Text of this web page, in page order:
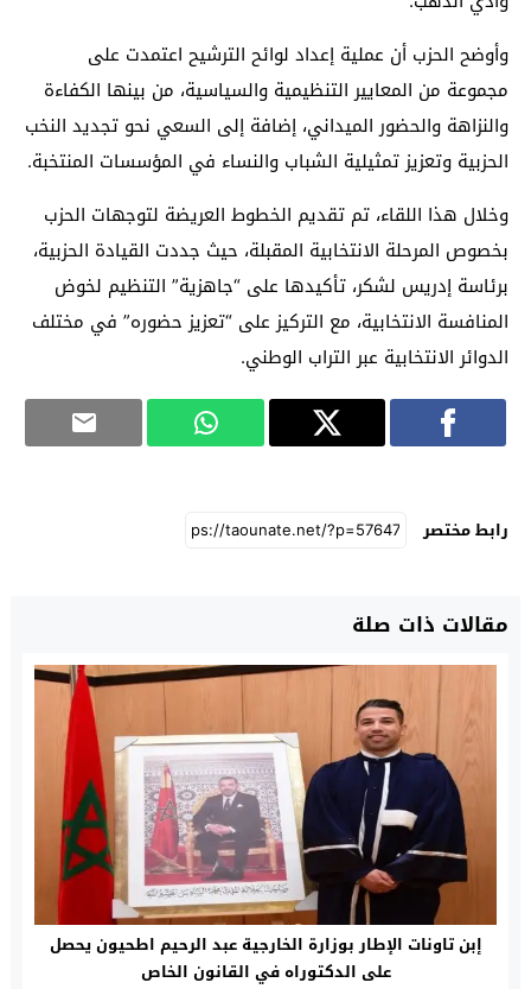
وأوضح الحزب أن عملية إعداد لوائح الترشيح اعتمدت على
مجموعة من المعايير التنظيمية والسياسية، من بينها الكفاءة
والنزاهة والحضور الميداني، إضافة إلى السعي نحو تجديد النخب
الحزبية وتعزيز تمثيلية الشباب والنساء في المؤسسات المنتخبة.
وخلال هذا اللقاء، تم تقديم الخطوط العريضة لتوجهات الحزب
بخصوص المرحلة الانتخابية المقبلة، حيث جددت القيادة الحزبية،
برئاسة إدريس لشكر، تأكيدها على “جاهزية” التنظيم لخوض
المنافسة الانتخابية، مع التركيز على “تعزيز حضوره” في مختلف
الدوائر الانتخابية عبر التراب الوطني.
رابط مختصر
مقالات ذات صلة
إبن تاونات الإطار بوزارة الخارجية عبد الرحيم اطحيون يحصل
على الدكتوراه في القانون الخاص‎